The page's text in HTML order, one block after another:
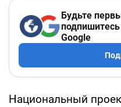
Будьте
Google
Национальный